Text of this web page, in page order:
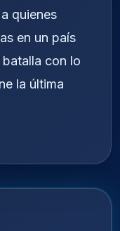
quienes
en un país
con lo
la última